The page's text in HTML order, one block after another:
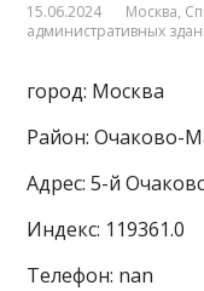
15.06.2024 Москва,
административных
город: Москва
Район: Очаково-
Адрес: 5-й
Индекс: 119361.0
Телефон: nan